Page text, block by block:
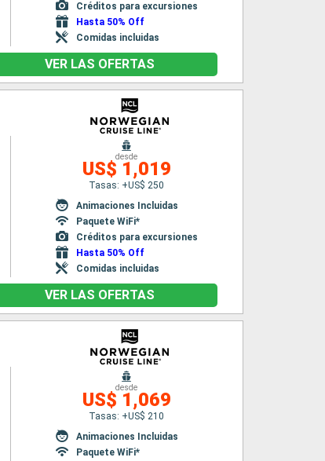
Créditos para excursiones
Hasta 50% Off
Comidas incluidas
VER LAS OFERTAS
desde
US$ 1,019
Tasas: +US$ 250
Animaciones Incluidas
Paquete WiFi*
Créditos para excursiones
Hasta 50% Off
Comidas incluidas
VER LAS OFERTAS
desde
US$ 1,069
Tasas: +US$ 210
Animaciones Incluidas
Paquete WiFi*